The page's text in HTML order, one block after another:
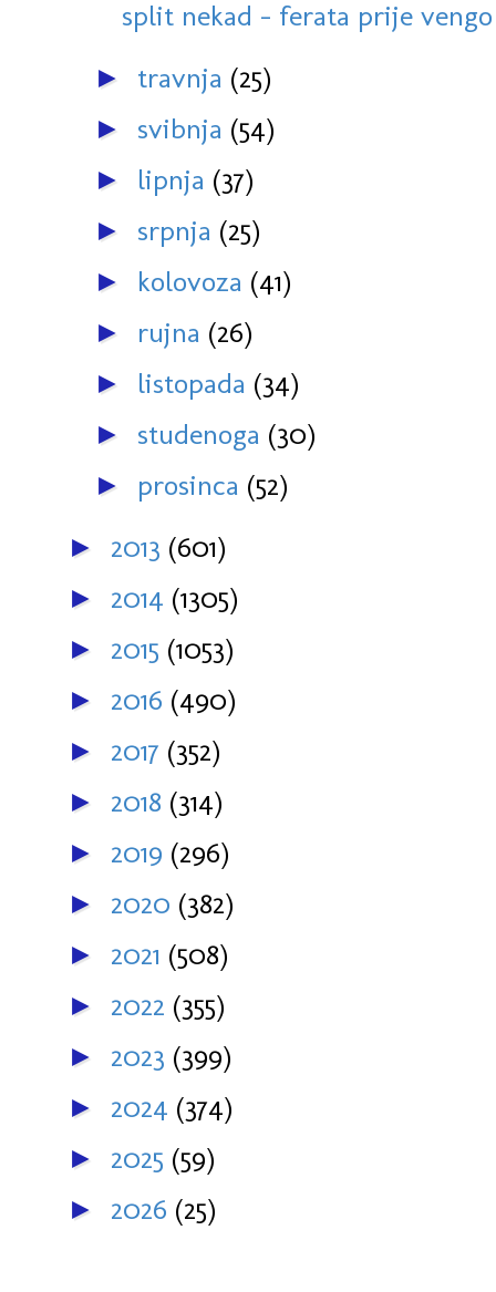
split nekad - ferata prije vengo
► travnja (25)
► svibnja (54)
► lipnja (37)
► srpnja (25)
► kolovoza (41)
► rujna (26)
► listopada (34)
► studenoga (30)
► prosinca (52)
► 2013 (601)
► 2014 (1305)
► 2015 (1053)
► 2016 (490)
► 2017 (352)
► 2018 (314)
► 2019 (296)
► 2020 (382)
► 2021 (508)
► 2022 (355)
► 2023 (399)
► 2024 (374)
► 2025 (59)
► 2026 (25)